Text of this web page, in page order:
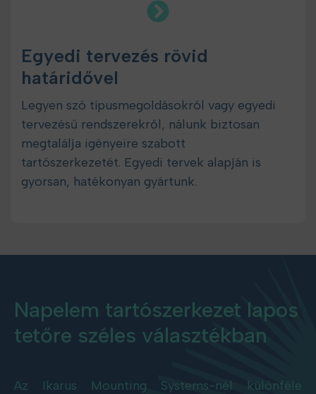
Egyedi tervezés rövid
határidővel
Legyen szó típusmegoldásokról vagy egyedi
tervezésű rendszerekről, nálunk biztosan
megtalálja igényeire szabott
tartószerkezetét. Egyedi tervek alapján is
gyorsan, hatékonyan gyártunk.
Napelem tartószerkezet lapos
tetőre széles választékban
Az Ikarus Mounting Systems-nél különféle